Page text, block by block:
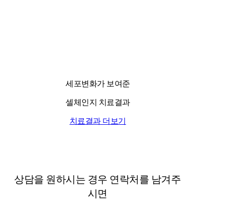
2. 정보보호마크인증위원회 (02-580-0533~4)
4. 경찰청 사이버테러대응센터 (02-392-0330)
사이트에 링크되어 있는 웹사이트에서 개인정보를 수집하는 행위에 대해서
세포변화가 보여준
셀체인지 치료결과
치료결과 더보기
상담을 원하시는 경우 연락처를 남겨주
시면